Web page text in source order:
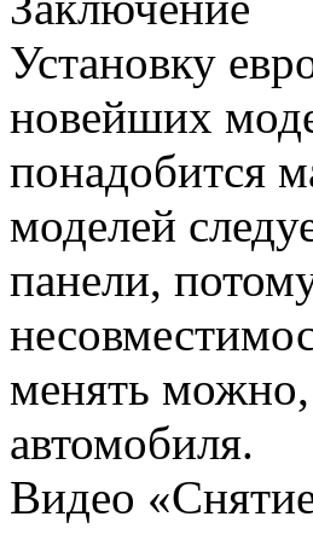
Установку
новейших
понадобится
моделей
панели,
менять
автомобиля.
Видео